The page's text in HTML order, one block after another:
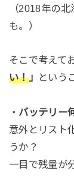
（2018年の
も。）
そこで考えて
い！」 という
・ バッテリー
意外とリスト
うか？
一目で残量が